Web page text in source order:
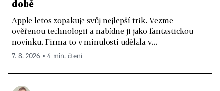
době
Apple letos zopakuje svůj nejlepší trik. Vezme
ověřenou technologii a nabídne ji jako fantastickou
novinku. Firma to v minulosti udělala v...
7. 8. 2026 ▪ 4 min. čtení